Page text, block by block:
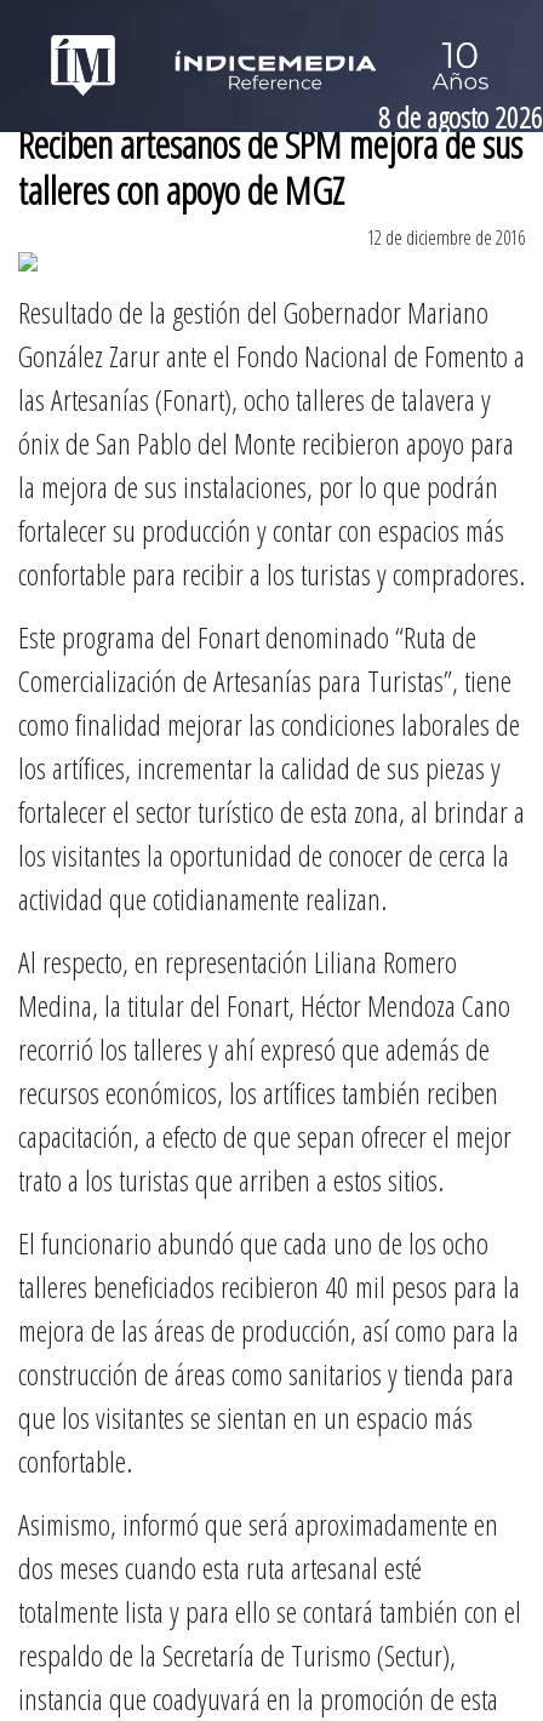
8 de agosto 2026
Reciben artesanos de SPM mejora de sus
talleres con apoyo de MGZ
12 de diciembre de 2016
Resultado de la gestión del Gobernador Mariano
González Zarur ante el Fondo Nacional de Fomento a
las Artesanías (Fonart), ocho talleres de talavera y
ónix de San Pablo del Monte recibieron apoyo para
la mejora de sus instalaciones, por lo que podrán
fortalecer su producción y contar con espacios más
confortable para recibir a los turistas y compradores.
Este programa del Fonart denominado “Ruta de
Comercialización de Artesanías para Turistas”, tiene
como finalidad mejorar las condiciones laborales de
los artífices, incrementar la calidad de sus piezas y
fortalecer el sector turístico de esta zona, al brindar a
los visitantes la oportunidad de conocer de cerca la
actividad que cotidianamente realizan.
Al respecto, en representación Liliana Romero
Medina, la titular del Fonart, Héctor Mendoza Cano
recorrió los talleres y ahí expresó que además de
recursos económicos, los artífices también reciben
capacitación, a efecto de que sepan ofrecer el mejor
trato a los turistas que arriben a estos sitios.
El funcionario abundó que cada uno de los ocho
talleres beneficiados recibieron 40 mil pesos para la
mejora de las áreas de producción, así como para la
construcción de áreas como sanitarios y tienda para
que los visitantes se sientan en un espacio más
confortable.
Asimismo, informó que será aproximadamente en
dos meses cuando esta ruta artesanal esté
totalmente lista y para ello se contará también con el
respaldo de la Secretaría de Turismo (Sectur),
instancia que coadyuvará en la promoción de esta